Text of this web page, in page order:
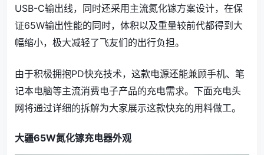
USB-C输出线，同时还采用主流氮化镓方案设计，在保
证65W输出性能的同时，体积以及重量较前代都得到大
幅缩小，极大减轻了飞友们的出行负担。
由于积极拥抱PD快充技术，这款电源还能兼顾手机、笔
记本电脑等主流消费电子产品的充电需求。下面充电头
网将通过详细的拆解为大家展示这款快充的用料做工。
大疆65W氮化镓充电器外观